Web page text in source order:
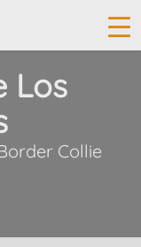
Los
Collie